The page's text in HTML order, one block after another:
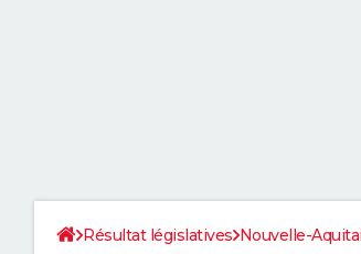
Résultat législatives Nouvelle-